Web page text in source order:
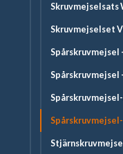
Skruvmejselsats
Skruvmejselset
Spårskruvmejsel
Spårskruvmejsel